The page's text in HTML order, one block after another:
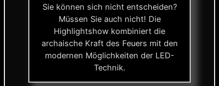
Sie können sich nicht entscheiden?
Müssen Sie auch nicht! Die
Highlightshow kombiniert die
archaische Kraft des Feuers mit den
modernen Möglichkeiten der LED-
Technik.